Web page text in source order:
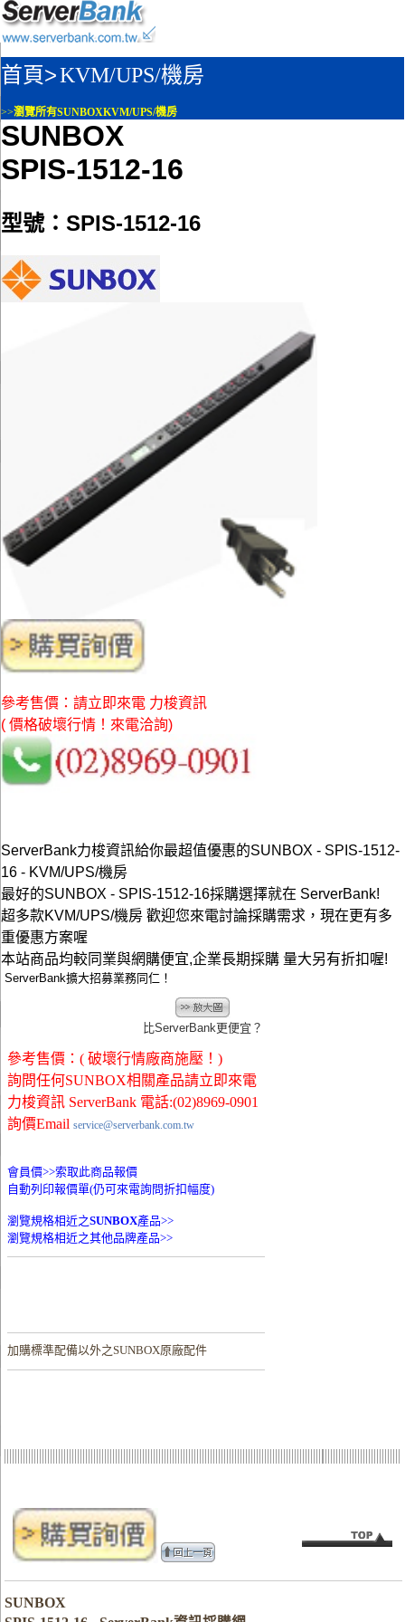
首頁>KVM/UPS/機房
>>瀏覽所有SUNBOXKVM/UPS/機房
SUNBOX
SPIS-1512-16
型號：SPIS-1512-16
參考售價：請立即來電 力梭資訊
( 價格破壞行情！來電洽詢)
ServerBank力梭資訊給你最超值優惠的SUNBOX - SPIS-1512-
16 - KVM/UPS/機房
最好的SUNBOX - SPIS-1512-16採購選擇就在 ServerBank!
超多款KVM/UPS/機房 歡迎您來電討論採購需求，現在更有多
重優惠方案喔
本站商品均較同業與網購便宜,企業長期採購 量大另有折扣喔!
ServerBank擴大招募業務同仁！
比ServerBank更便宜？
參考售價：( 破壞行情廠商施壓！)
詢問任何SUNBOX相關產品請立即來電
力梭資訊 ServerBank 電話:(02)8969-0901
詢價Email service@serverbank.com.tw
會員價>>索取此商品報價
自動列印報價單(仍可來電詢問折扣幅度)
瀏覽規格相近之SUNBOX產品>>
瀏覽規格相近之其他品牌產品>>
加購標準配備以外之SUNBOX原廠配件
SUNBOX